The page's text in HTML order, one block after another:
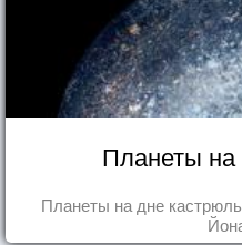
Планеты на
Планеты на дне